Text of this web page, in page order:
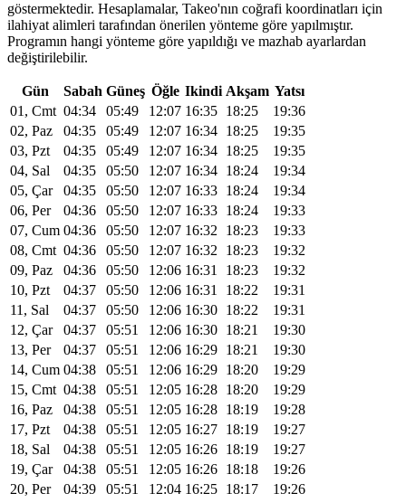
göstermektedir. Hesaplamalar, Takeo'nın coğrafi koordinatları için
ilahiyat alimleri tarafından önerilen yönteme göre yapılmıştır.
Programın hangi yönteme göre yapıldığı ve mazhab ayarlardan
değiştirilebilir.
Gün Sabah Güneş Öğle Ikindi Akşam Yatsı
01, Cmt 04:34 05:49 12:07 16:35 18:25
19:36
02, Paz
04:35 05:49 12:07 16:34 18:25
19:35
03, Pzt
04:35 05:49 12:07 16:34 18:25
19:35
04, Sal
04:35 05:50 12:07 16:34 18:24
19:34
05, Çar
04:35 05:50 12:07 16:33 18:24
19:34
06, Per
04:36 05:50 12:07 16:33 18:24
19:33
07, Cum 04:36 05:50 12:07 16:32 18:23
19:33
08, Cmt 04:36 05:50 12:07 16:32 18:23
19:32
09, Paz
04:36 05:50 12:06 16:31 18:23
19:32
10, Pzt
04:37 05:50 12:06 16:31 18:22
19:31
11, Sal
04:37 05:50 12:06 16:30 18:22
19:31
12, Çar
04:37 05:51 12:06 16:30 18:21
19:30
13, Per
04:37 05:51 12:06 16:29 18:21
19:30
14, Cum 04:38 05:51 12:06 16:29 18:20
19:29
15, Cmt 04:38 05:51 12:05 16:28 18:20
19:29
16, Paz
04:38 05:51 12:05 16:28 18:19
19:28
17, Pzt
04:38 05:51 12:05 16:27 18:19
19:27
18, Sal
04:38 05:51 12:05 16:26 18:19
19:27
19, Çar
04:38 05:51 12:05 16:26 18:18
19:26
20, Per
04:39 05:51 12:04 16:25 18:17
19:26